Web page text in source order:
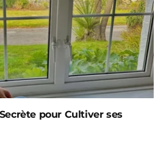
pour Cultiver ses